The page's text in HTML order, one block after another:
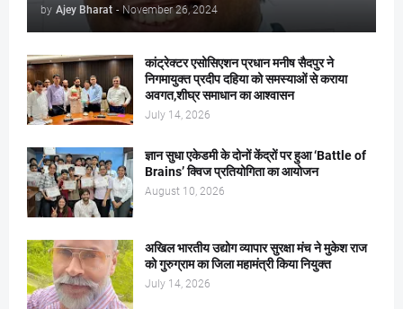
by Ajey Bharat - November 26, 2024
कांट्रेक्टर एसोसिएशन प्रधान मनीष सैदपुर ने
निगमायुक्त प्रदीप दहिया को समस्याओं से कराया
अवगत,शीघ्र समाधान का आश्वासन
July 14, 2026
ज्ञान सुधा एकेडमी के दोनों केंद्रों पर हुआ ‘Battle of
Brains’ क्विज प्रतियोगिता का आयोजन
August 10, 2026
अखिल भारतीय उद्योग व्यापार सुरक्षा मंच ने मुकेश राज
को गुरुग्राम का जिला महामंत्री किया नियुक्त
July 14, 2026